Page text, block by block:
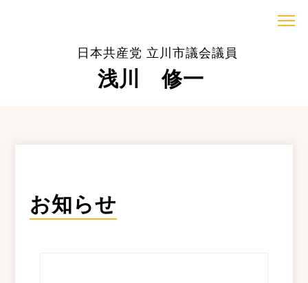
日本共産党 立川市議会議員
浅川 修一
お知らせ